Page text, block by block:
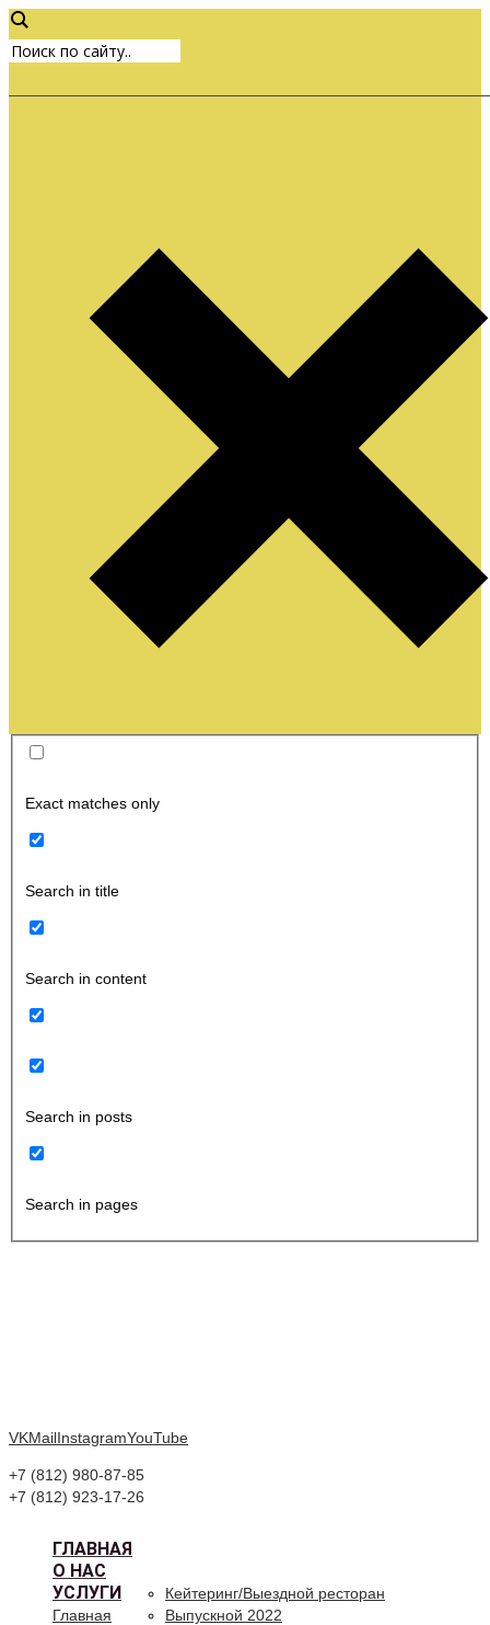
Exact matches only
Search in title
Search in content
Search in posts
Search in pages
VKMailInstagramYouTube
+7 (812) 980-87-85
+7 (812) 923-17-26
ГЛАВНАЯ
О НАС
УСЛУГИ
Кейтеринг/Выездной ресторан
Выпускной 2022
Главная